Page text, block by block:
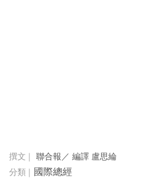
聯合報／ 編譯 盧思綸
國際總經